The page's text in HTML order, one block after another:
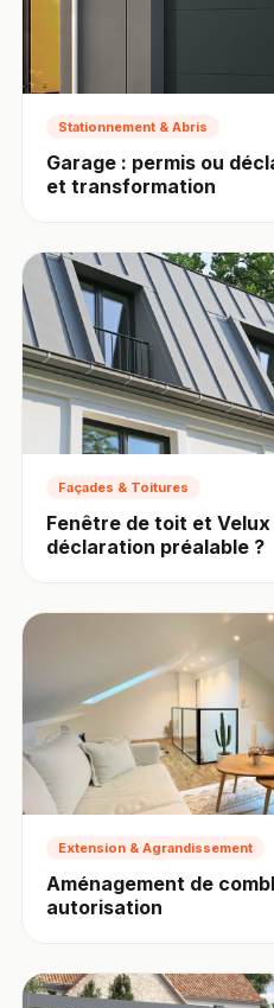
Stationnement & Abris
Garage : permis ou
et transformation
Façades & Toitures
Fenêtre de toit et
déclaration préalable ?
Extension & Agrandissement
Aménagement de
autorisation